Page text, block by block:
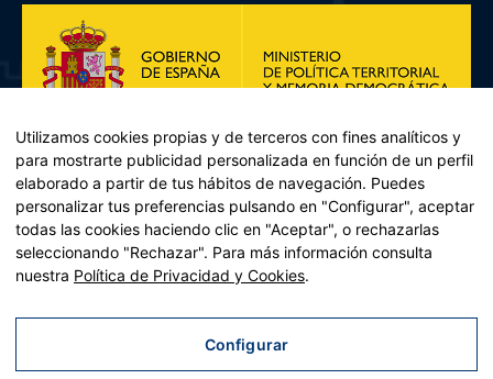
Plan de Recuperación, Transformación y Resiliencia – Financiado por
Recuperación y resiliencia, establecido por el Reglamento (UE)
2021/241 del Parlamento Europeo y del Consejo, de 12 de febrero
Utilizamos cookies propias y de terceros con fines analíticos y
para mostrarte publicidad personalizada en función de un perfil
elaborado a partir de tus hábitos de navegación. Puedes
personalizar tus preferencias pulsando en "Configurar", aceptar
todas las cookies haciendo clic en "Aceptar", o rechazarlas
seleccionando "Rechazar". Para más información consulta
nuestra Política de Privacidad y Cookies.
Configurar